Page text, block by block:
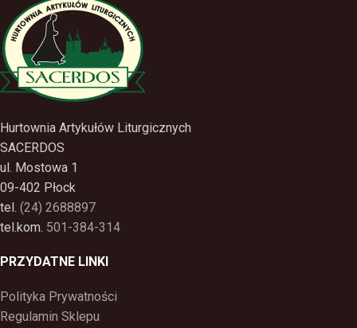
Hurtownia Artykułów Liturgicznych
SACERDOS
ul. Mostowa 1
09-402 Płock
tel. (24) 2688897
tel.kom. 501-384-314
PRZYDATNE LINKI
Polityka Prywatności
Regulamin Sklepu